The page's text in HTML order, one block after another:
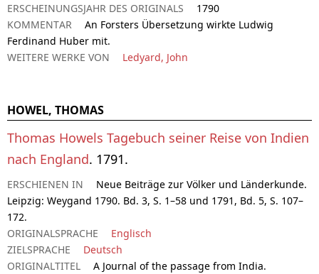
ERSCHEINUNGSJAHR DES ORIGINALS
1790
KOMMENTAR
An Forsters Übersetzung wirkte Ludwig
Ferdinand Huber mit.
WEITERE WERKE VON
Ledyard, John
HOWEL, THOMAS
Thomas Howels Tagebuch seiner Reise von Indien
nach England. 1791.
ERSCHIENEN IN
Neue Beiträge zur Völker und Länderkunde.
Leipzig: Weygand 1790. Bd. 3, S. 1–58 und 1791, Bd. 5, S. 107–
172.
ORIGINALSPRACHE
Englisch
ZIELSPRACHE
Deutsch
ORIGINALTITEL
A Journal of the passage from India.